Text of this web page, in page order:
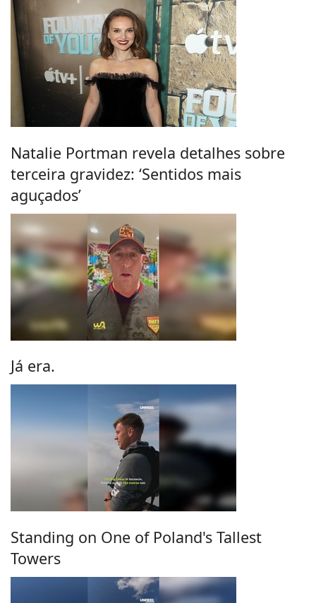
Natalie Portman revela detalhes sobre
terceira gravidez: ‘Sentidos mais
aguçados’
Já era.
Standing on One of Poland's Tallest
Towers